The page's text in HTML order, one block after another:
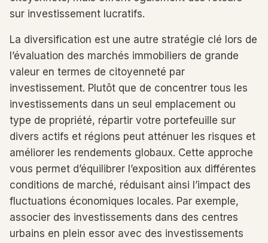
sur investissement lucratifs.
La diversification est une autre stratégie clé lors de
l’évaluation des marchés immobiliers de grande
valeur en termes de citoyenneté par
investissement. Plutôt que de concentrer tous les
investissements dans un seul emplacement ou
type de propriété, répartir votre portefeuille sur
divers actifs et régions peut atténuer les risques et
améliorer les rendements globaux. Cette approche
vous permet d’équilibrer l’exposition aux différentes
conditions de marché, réduisant ainsi l’impact des
fluctuations économiques locales. Par exemple,
associer des investissements dans des centres
urbains en plein essor avec des investissements